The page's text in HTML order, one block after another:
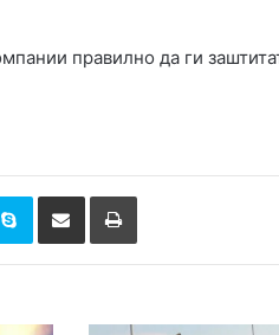
правилно да ги
Skype Сподели преку Е-маил Испринтај